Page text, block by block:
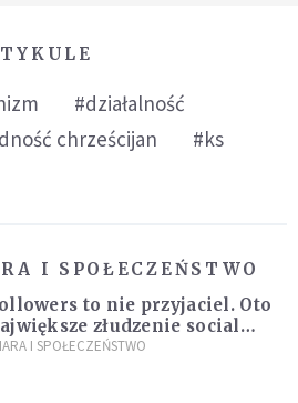
#działalność
chrześcijan
#ks
I SPOŁECZEŃSTWO
to nie przyjaciel. Oto
złudzenie social
I SPOŁECZEŃSTWO